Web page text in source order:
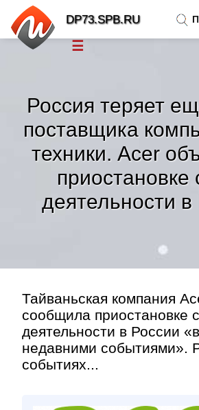
Россия теряет
поставщика
техники. Acer
приостановке
деятельности в
Тайваньская компания
сообщила приостановке
деятельности в России
недавними событиями».
событиях...
DP73.SPB.RU
☰
Тренды новостей»
Рубрики »